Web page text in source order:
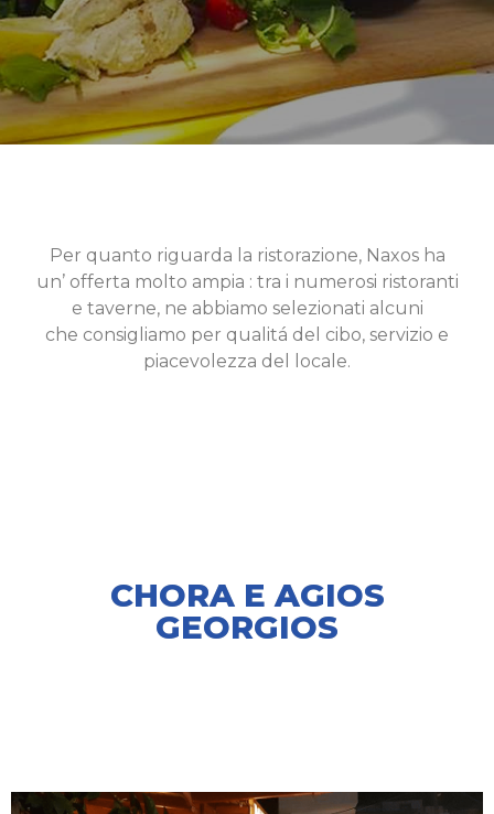
Per quanto riguarda la ristorazione, Naxos ha
un’ offerta molto ampia : tra i numerosi ristoranti
e taverne, ne abbiamo selezionati alcuni
che consigliamo per qualitá del cibo, servizio e
piacevolezza del locale.
CHORA E AGIOS
GEORGIOS